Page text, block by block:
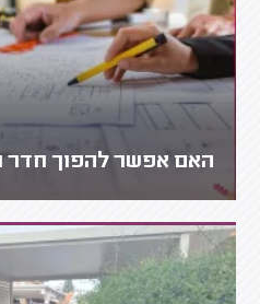
האם אפשר להפוך חדר